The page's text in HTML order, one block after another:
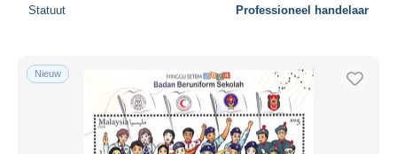
Woonplaats van de verkoper
Statuut Professioneel handelaar
Nieuw